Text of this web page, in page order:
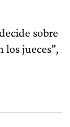
sobre
los jueces",